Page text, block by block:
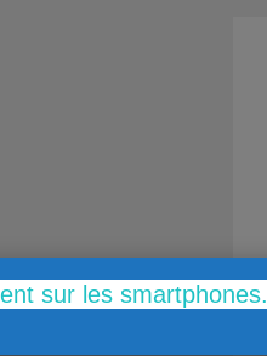
sur les smartphones.